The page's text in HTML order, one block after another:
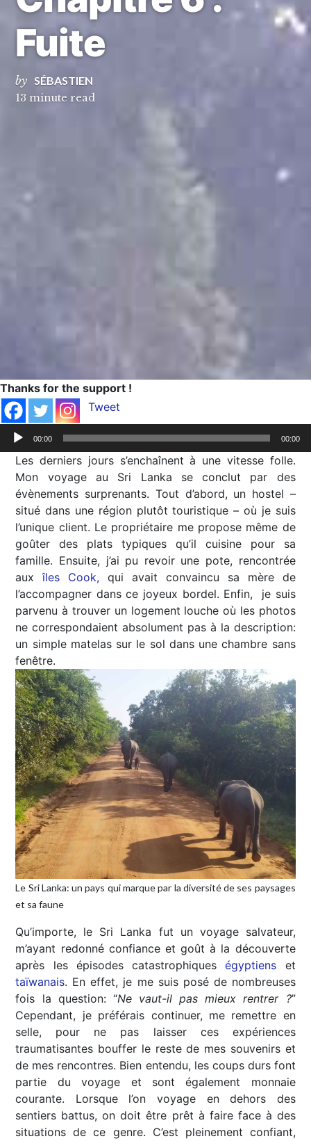
Fuite
by SÉBASTIEN
13 minute read
Thanks for the support !
Tweet
Lecteur
audio
00:00 00:00
Les derniers jours s’enchaînent à une vitesse folle.
Mon voyage au Sri Lanka se conclut par des
évènements surprenants. Tout d’abord, un hostel –
situé dans une région plutôt touristique – où je suis
l’unique client. Le propriétaire me propose même de
goûter des plats typiques qu’il cuisine pour sa
famille. Ensuite, j’ai pu revoir une pote, rencontrée
auxîles Cook, qui avait convaincu sa mère de
l’accompagner dans ce joyeux bordel. Enfin, je suis
parvenu à trouver un logement louche où les photos
ne correspondaient absolument pas à la description:
un simple matelas sur le sol dans une chambre sans
fenêtre.
Le Sri Lanka: un pays qui marque par la diversité de ses paysages
et sa faune
Qu’importe, le Sri Lanka fut un voyage salvateur,
m’ayant redonné confiance et goût à la découverte
après les épisodes catastrophiqueségyptiens et
taïwanais. En effet, je me suis posé de nombreuses
fois la question: “Ne vaut-il pas mieux rentrer ?”
Cependant, je préférais continuer, me remettre en
selle, pour ne pas laisser ces expériences
traumatisantes bouffer le reste de mes souvenirs et
de mes rencontres. Bien entendu, les coups durs font
partie du voyage et sont également monnaie
courante. Lorsque l’on voyage en dehors des
sentiers battus, on doit être prêt à faire face à des
situations de ce genre. C’est pleinement confiant,